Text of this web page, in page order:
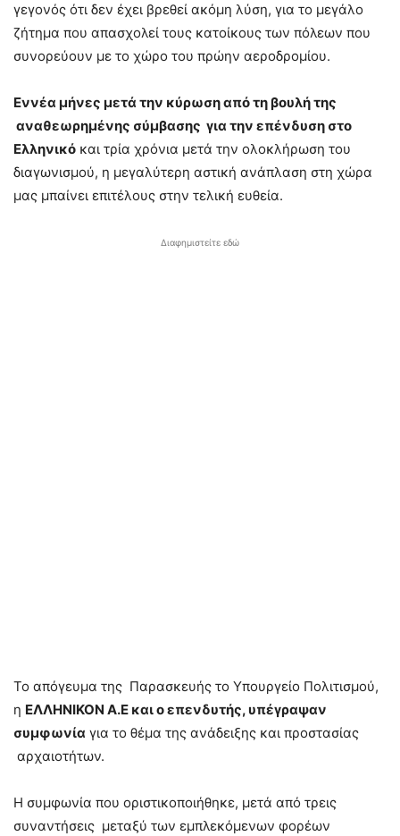
γεγονός ότι δεν έχει βρεθεί ακόμη λύση, για το μεγάλο
ζήτημα που απασχολεί τους κατοίκους των πόλεων που
συνορεύουν με το χώρο του πρώην αεροδρομίου.
Εννέα μήνες μετά την κύρωση από τη βουλή της
αναθεωρημένης σύμβασης για την επένδυση στο
Ελληνικό και τρία χρόνια μετά την ολοκλήρωση του
διαγωνισμού, η μεγαλύτερη αστική ανάπλαση στη χώρα
μας μπαίνει επιτέλους στην τελική ευθεία.
Διαφημιστείτε εδώ
Το απόγευμα της Παρασκευής το Υπουργείο Πολιτισμού,
η ΕΛΛΗΝΙΚΟΝ Α.Ε και ο επενδυτής, υπέγραψαν
συμφωνία για το θέμα της ανάδειξης και προστασίας
αρχαιοτήτων.
Η συμφωνία που οριστικοποιήθηκε, μετά από τρεις
συναντήσεις μεταξύ των εμπλεκόμενων φορέων